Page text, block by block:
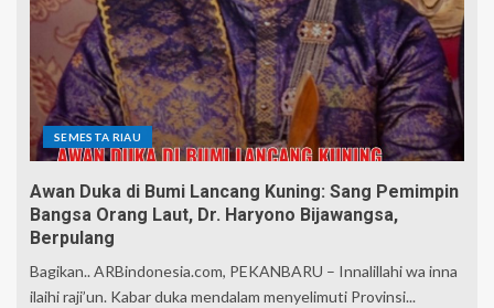
SEMESTA RIAU
Awan Duka di Bumi Lancang Kuning: Sang Pemimpin
Bangsa Orang Laut, Dr. Haryono Bijawangsa,
Berpulang
Bagikan.. ARBindonesia.com, PEKANBARU – Innalillahi wa inna
ilaihi raji’un. Kabar duka mendalam menyelimuti Provinsi...